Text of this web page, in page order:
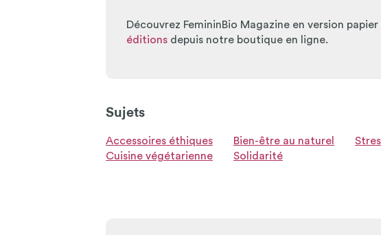
Découvrez FemininBio Magazine en version papier
éditions depuis notre boutique en ligne.
Sujets
Accessoires éthiques Bien-être au naturel
Cuisine végétarienne
Solidarité